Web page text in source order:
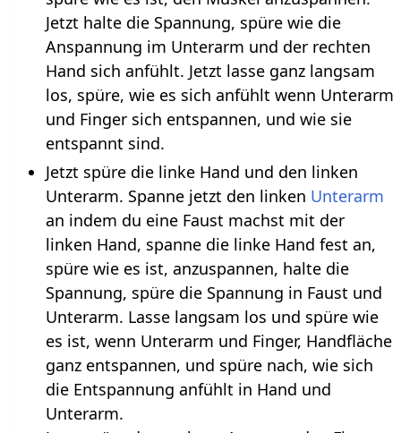
Jetzt halte die Spannung, spüre wie die
Anspannung im Unterarm und der rechten
Hand sich anfühlt. Jetzt lasse ganz langsam
los, spüre, wie es sich anfühlt wenn Unterarm
und Finger sich entspannen, und wie sie
entspannt sind.
Jetzt spüre die linke Hand und den linken
Unterarm. Spanne jetzt den linken Unterarm
an indem du eine Faust machst mit der
linken Hand, spanne die linke Hand fest an,
spüre wie es ist, anzuspannen, halte die
Spannung, spüre die Spannung in Faust und
Unterarm. Lasse langsam los und spüre wie
es ist, wenn Unterarm und Finger, Handfläche
ganz entspannen, und spüre nach, wie sich
die Entspannung anfühlt in Hand und
Unterarm.